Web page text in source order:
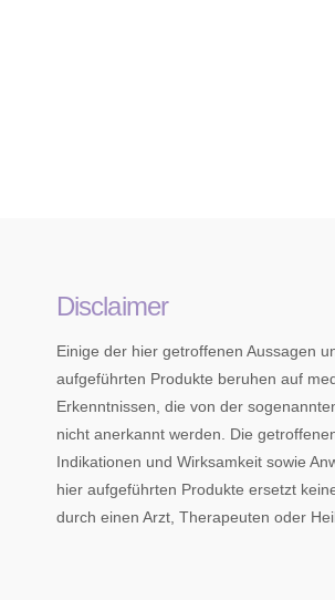
Disclaimer
Einige der hier getroffenen Aussagen
aufgeführten Produkte beruhen auf
Erkenntnissen, die von der
nicht anerkannt werden. Die
Indikationen und Wirksamkeit sowie
hier aufgeführten Produkte ersetzt
durch einen Arzt, Therapeuten oder